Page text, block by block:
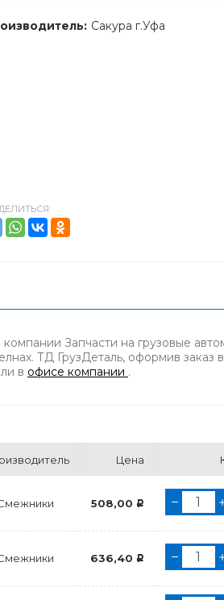
Сакура г.Уфа
Запчасти на грузовые
ТД ГрузДеталь, оформив заказ
в офисе компании .
Цена
508,00 Р
636,40 Р